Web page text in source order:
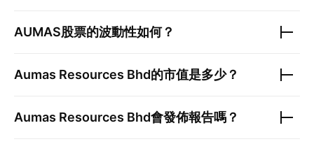
AUMAS股票的波動性如何？
Aumas Resources Bhd的市值是多少？
Aumas Resources Bhd會發佈報告嗎？